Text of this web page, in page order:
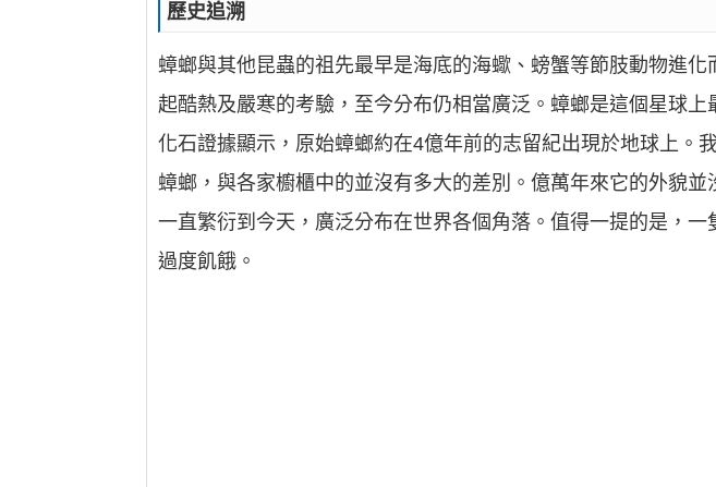
歷史追溯
蟑螂與其他昆蟲的祖先最早是海底的海蠍、螃蟹等節肢動物進
起酷熱及嚴寒的考驗，至今分布仍相當廣泛。蟑螂是這個星球
化石證據顯示，原始蟑螂約在4億年前的志留紀出現於地球上。
蟑螂，與各家櫥櫃中的並沒有多大的差別。億萬年來它的外貌
一直繁衍到今天，廣泛分布在世界各個角落。值得一提的是，
過度飢餓。